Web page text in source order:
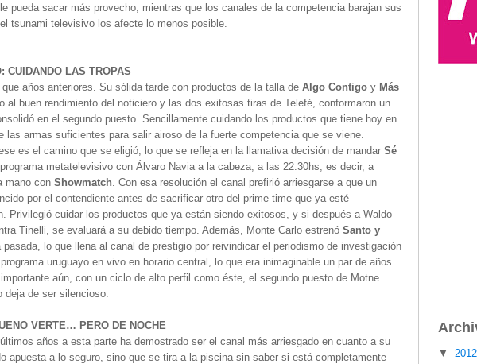
pueda sacar más provecho, mientras que los canales de la competencia barajan sus
tsunami televisivo los afecte lo menos posible.
CUIDANDO LAS TROPAS
años anteriores. Su sólida tarde con productos de la talla de Algo Contigo y Más
al buen rendimiento del noticiero y las dos exitosas tiras de Telefé, conformaron un
en el segundo puesto. Sencillamente cuidando los productos que tiene hoy en
las armas suficientes para salir airoso de la fuerte competencia que se viene.
es el camino que se eligió, lo que se refleja en la llamativa decisión de mandar Sé
metatelevisivo con Álvaro Navia a la cabeza, a las 22.30hs, es decir, a
mano con Showmatch. Con esa resolución el canal prefirió arriesgarse a que un
por el contendiente antes de sacrificar otro del prime time que ya esté
Privilegió cuidar los productos que ya están siendo exitosos, y si después a Waldo
Tinelli, se evaluará a su debido tiempo. Además, Monte Carlo estrenó Santo y
pasada, lo que llena al canal de prestigio por reivindicar el periodismo de investigación
uruguayo en vivo en horario central, lo que era inimaginable un par de años
aún, con un ciclo de alto perfil como éste, el segundo puesto de Motne
deja de ser silencioso.
VERTE… PERO DE NOCHE
años a esta parte ha demostrado ser el canal más arriesgado en cuanto a su
apuesta a lo seguro, sino que se tira a la piscina sin saber si está completamente
▼